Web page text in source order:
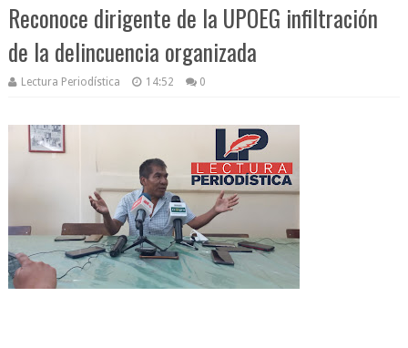
Reconoce dirigente de la UPOEG infiltración
de la delincuencia organizada
Lectura Periodística 14:52 0